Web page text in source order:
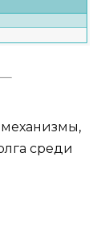
механизмы,
среди